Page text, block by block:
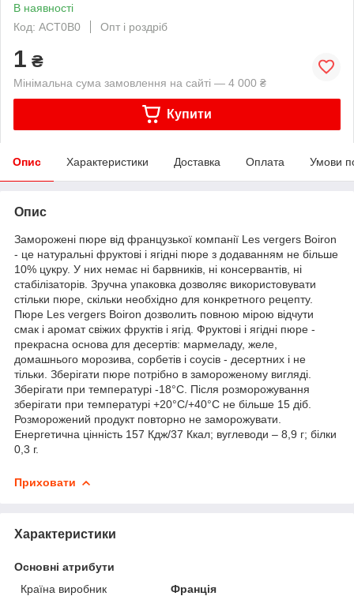
В наявності
Код: ACT0B0
Опт і роздріб
1 ₴
Мінімальна сума замовлення на сайті — 4 000 ₴
Купити
Опис Характеристики Доставка Оплата Умови
Опис
Заморожені пюре від французької компанії Les vergers Boiron
- це натуральні фруктові і ягідні пюре з додаванням не більше
10% цукру. У них немає ні барвників, ні консервантів, ні
стабілізаторів. Зручна упаковка дозволяє використовувати
стільки пюре, скільки необхідно для конкретного рецепту.
Пюре Les vergers Boiron дозволить повною мірою відчути
смак і аромат свіжих фруктів і ягід. Фруктові і ягідні пюре -
прекрасна основа для десертів: мармеладу, желе,
домашнього морозива, сорбетів і соусів - десертних і не
тільки. Зберігати пюре потрібно в замороженому вигляді.
Зберігати при температурі -18°С. Після розморожування
зберігати при температурі +20°С/+40°С не більше 15 діб.
Розморожений продукт повторно не заморожувати.
Енергетична цінність 157 Кдж/37 Ккал; вуглеводи – 8,9 г; білки
0,3 г.
Приховати
Характеристики
Основні атрибути
Країна виробник
Франція